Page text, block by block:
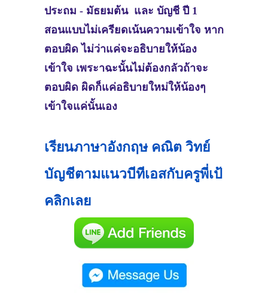
ประถม - มัธยมต้น และ บัญชี ปี 1
สอนแบบไม่เครียดเน้นความเข้าใจ หาก
ตอบผิด ไม่ว่าแค่จะอธิบายให้น้อง
เข้าใจ เพระาฉะนั้นไม่ต้องกลัวถ้าจะ
ตอบผิด ผิดก็แค่อธิบายใหม่ให้น้องๆ
เข้าใจแค่นั้นเอง
เรียนภาษาอังกฤษ คณิต วิทย์
บัญชีตามแนวบีทีเอสกับครูพี่เป้
คลิกเลย